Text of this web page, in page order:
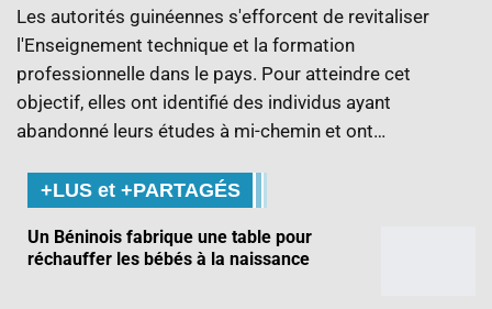
Les autorités guinéennes s'efforcent de revitaliser
l'Enseignement technique et la formation
professionnelle dans le pays. Pour atteindre cet
objectif, elles ont identifié des individus ayant
abandonné leurs études à mi-chemin et ont…
+LUS et +PARTAGÉS
Un Béninois fabrique une table pour
réchauffer les bébés à la naissance